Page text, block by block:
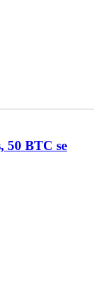
50 BTC se